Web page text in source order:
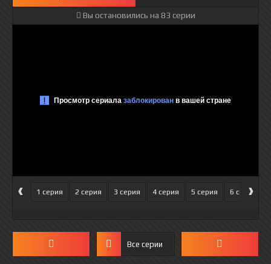
Вы остановились на 83 серии
‹ 1 серия 2 серия 3 серия 4 серия 5 серия 6 серия
›
Все серии